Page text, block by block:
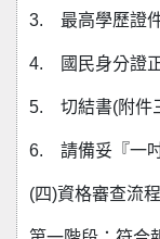
3. 最高學歷證
4. 國民身分證
5. 切結書(附件
6. 請備妥『一
(四)資格審查流